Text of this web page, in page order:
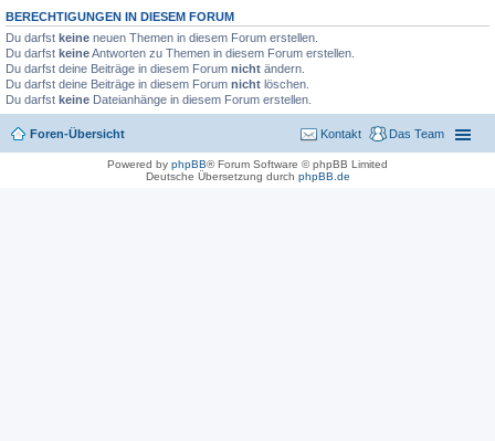
BERECHTIGUNGEN IN DIESEM FORUM
Du darfst keine neuen Themen in diesem Forum erstellen.
Du darfst keineAntworten zu Themen in diesem Forum erstellen.
Du darfst deine Beiträge in diesem Forum nicht ändern.
Du darfst deine Beiträge in diesem Forum nicht löschen.
Du darfst keine Dateianhänge in diesem Forum erstellen.
Foren-Übersicht Das Team
Kontakt
Powered by phpBB® Forum Software © phpBB Limited
Deutsche Übersetzung durch phpBB.de